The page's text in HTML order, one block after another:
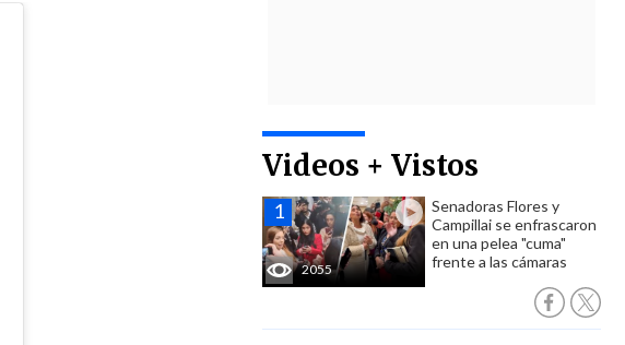
Videos + Vistos
2055
Senadoras Flores y
Campillai se enfrascaron
en una pelea "cuma"
frente a las cámaras